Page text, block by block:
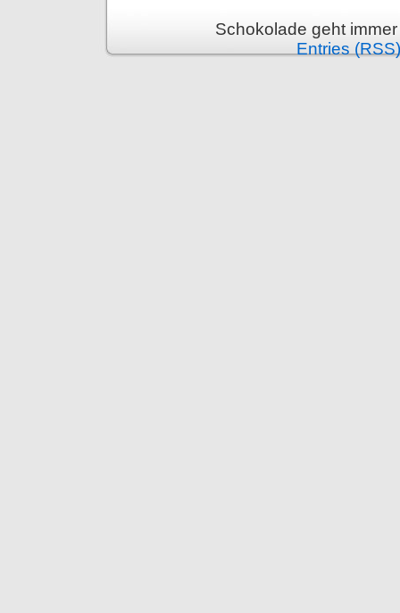
Schokolade geht
Entries (RSS)